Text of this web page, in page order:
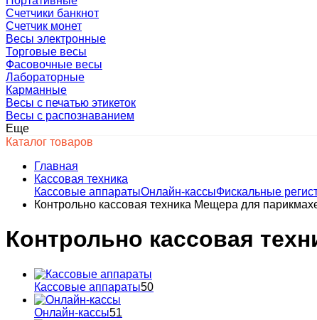
Счетчики банкнот
Счетчик монет
Весы электронные
Торговые весы
Фасовочные весы
Лабораторные
Карманные
Весы с печатью этикеток
Весы с распознаванием
Еще
Каталог товаров
Главная
Кассовая техника
Кассовые аппаратыОнлайн-кассыФискальные
Контрольно кассовая техника Мещера для
Контрольно кассовая
Кассовые аппараты50
Онлайн-кассы51